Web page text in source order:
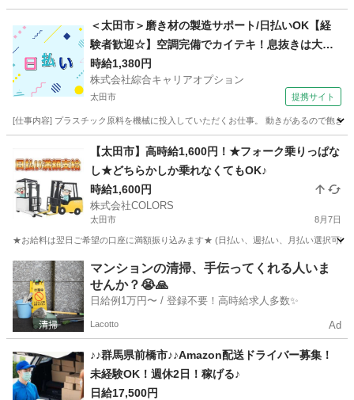
倉庫 時給
＜太田市＞磨き材の製造サポート/日払いOK【経
験者歓迎☆】空調完備でカイテキ！息抜きは大
切・休憩室あり☆
時給1,380円
株式会社綜合キャリアオプション
太田市 提携サイト
[仕事内容] プラスチック原料を機械に投入していただくお仕事。 動きがあるので飽
その他
【太田市】高時給1,600円！★フォーク乗りっぱな
し★どちらかしか乗れなくてもOK♪
時給1,600円
株式会社COLORS
太田市 8月7日
★お給料は翌日ご希望の口座に満額振り込みます★ (日払い、週払い、月払い選択可
群馬 太田市 倉庫 時給
マンションの清掃、手伝ってくれる人いま
せんか？😭🙏
日給例1万円〜 / 登録不要！高時給求人多数✨
Lacotto Ad
♪♪群馬県前橋市♪♪Amazon配送ドライバー募集！
未経験OK！週休2日！稼げる♪
日給17,500円